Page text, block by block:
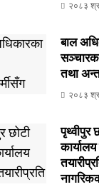
२०८३
बाल
तथा
२०८३
पृथ्वीपुर